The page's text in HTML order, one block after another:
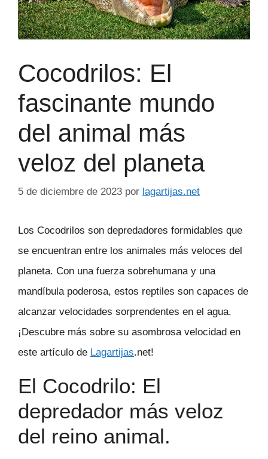
Cocodrilos: El
fascinante mundo
del animal más
veloz del planeta
5 de diciembre de 2023 por lagartijas.net
Los Cocodrilos son depredadores formidables que
se encuentran entre los animales más veloces del
planeta. Con una fuerza sobrehumana y una
mandíbula poderosa, estos reptiles son capaces de
alcanzar velocidades sorprendentes en el agua.
¡Descubre más sobre su asombrosa velocidad en
este artículo de Lagartijas.net!
El Cocodrilo: El
depredador más veloz
del reino animal.